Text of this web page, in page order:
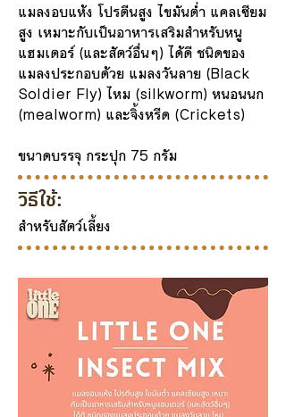
แมลงอบแห้ง โปรตีนสูง ไขมันต่ำ แคลเซียม
สูง เหมาะกับเป็นอาหารเสริมสำหรับหนู
แฮมเตอร์ (และสัตว์อื่นๆ) ได้ดี ชนิดของ
แมลงประกอบด้วย แมลงวันลาย (Black
Soldier Fly) ไหม (silkworm) หนอนนก
(mealworm) และจิ้งหรีด (Crickets)
ขนาดบรรจุ กระปุก 75 กรัม
วิธีใช้:
สำหรับสัตว์เลี้ยง